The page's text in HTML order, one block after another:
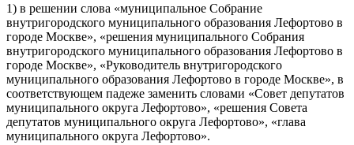
1) в решении слова «муниципальное Собрание
внутригородского муниципального образования Лефортово в
городе Москве», «решения муниципального Собрания
внутригородского муниципального образования Лефортово в
городе Москве», «Руководитель внутригородского
муниципального образования Лефортово в городе Москве», в
соответствующем падеже заменить словами «Совет депутатов
муниципального округа Лефортово», «решения Совета
депутатов муниципального округа Лефортово», «глава
муниципального округа Лефортово».